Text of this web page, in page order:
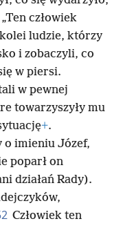
człowiek
ludzie, którzy
i zobaczyli, co
w piersi.
w pewnej
towarzyszyły mu
+.
o imieniu Józef,
poparł on
działań Rady).
Człowiek ten